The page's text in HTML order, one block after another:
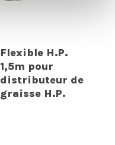
Flexible H.P.
1,5m pour
distributeur de
graisse H.P.